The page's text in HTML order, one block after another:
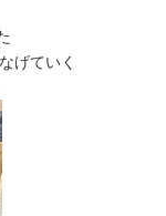
げていく